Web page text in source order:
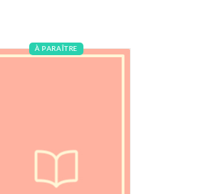
À PARAÎTRE